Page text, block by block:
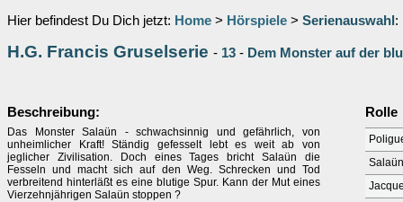
Hier befindest Du Dich jetzt: Home > Hörspiele > Serienauswahl :
H.G. Francis Gruselserie - 13 - Dem Monster auf der
Beschreibung:
Das Monster Salaün - schwachsinnig und gefährlich, von
unheimlicher Kraft! Ständig gefesselt lebt es weit ab von
jeglicher Zivilisation. Doch eines Tages bricht Salaün die
Fesseln und macht sich auf den Weg. Schrecken und Tod
verbreitend hinterläßt es eine blutige Spur. Kann der Mut eines
Vierzehnjährigen Salaün stoppen ?
Rolle
Salaün